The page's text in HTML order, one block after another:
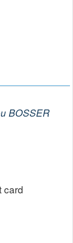
BOSSER
card